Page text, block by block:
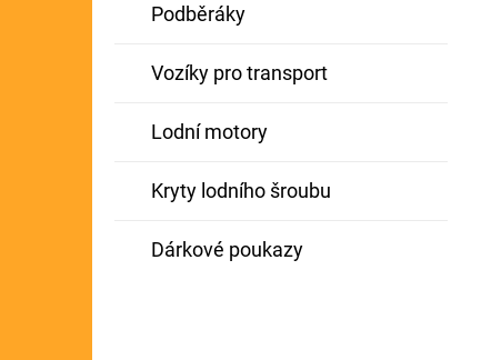
Podběráky
Vozíky pro transport
Lodní motory
Kryty lodního šroubu
Dárkové poukazy